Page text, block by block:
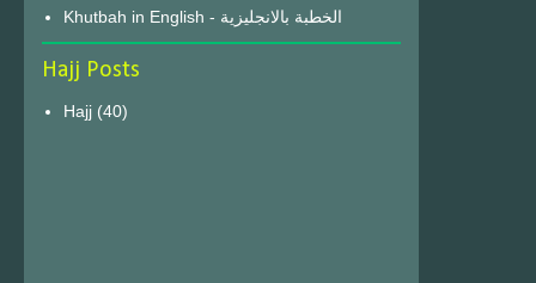
Khutbah in English - الخطبة بالانجليزية
Hajj Posts
Hajj (40)